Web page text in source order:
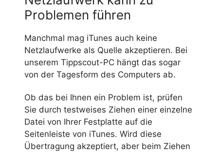
Problemen führen
Manchmal mag iTunes auch keine
Netzlaufwerke als Quelle akzeptieren. Bei
unserem Tippscout-PC hängt das sogar
von der Tagesform des Computers ab.
Ob das bei Ihnen ein Problem ist, prüfen
Sie durch testweises Ziehen einer einzelne
Datei von Ihrer Festplatte auf die
Seitenleiste von iTunes. Wird diese
Übertragung akzeptiert, aber beim Ziehen